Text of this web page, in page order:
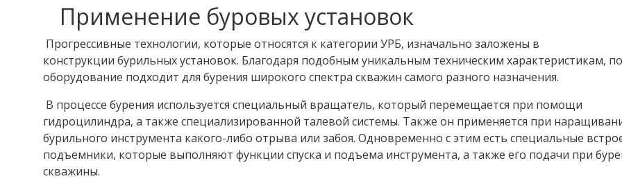
Применение буровых установок
Прогрессивные технологии, которые относятся к категории УРБ, изначально заложены в
конструкции бурильных установок. Благодаря подобным уникальным техническим характеристикам,
оборудование подходит для бурения широкого спектра скважин самого разного назначения.
В процессе бурения используется специальный вращатель, который перемещается при помощи
гидроцилиндра, а также специализированной талевой системы. Также он применяется при
бурильного инструмента какого-либо отрыва или забоя. Одновременно с этим есть специальные
подъемники, которые выполняют функции спуска и подъема инструмента, а также его подачи при
скважины.